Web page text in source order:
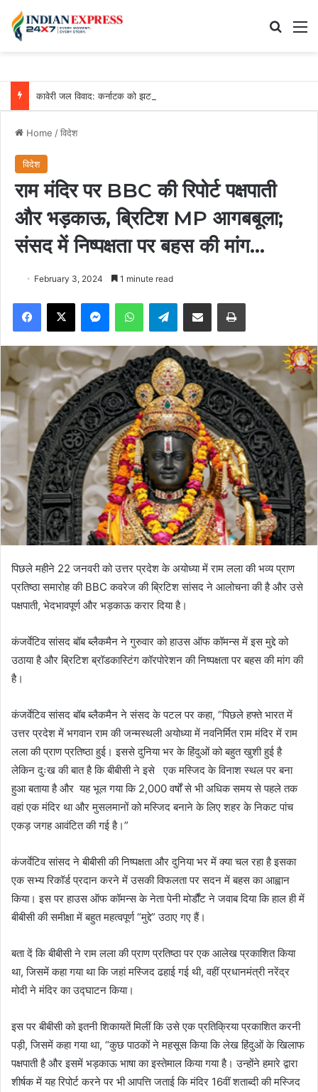
Home /विदेश
विदेश
राम मंदिर पर BBC की रिपोर्ट पक्षपाती
और भड़काऊ, ब्रिटिश MP आगबबूला;
संसद में निष्पक्षता पर बहस की मांग…
February 3, 2024 1 minute read
Facebook
X MessengerWhatsAppTelegramShare via Email Print
पिछले महीने 22 जनवरी को उत्तर प्रदेश के अयोध्या में राम लला की भव्य प्राण
प्रतिष्ठा समारोह की BBC कवरेज की ब्रिटिश सांसद ने आलोचना की है और उसे
पक्षपाती, भेदभावपूर्ण और भड़काऊ करार दिया है।
कंजर्वेटिव सांसद बॉब ब्लैकमैन ने गुरुवार को हाउस ऑफ कॉमन्स में इस मुद्दे को
उठाया है और ब्रिटिश ब्रॉडकास्टिंग कॉरपोरेशन की निष्पक्षता पर बहस की मांग की
है।
कंजर्वेटिव सांसद बॉब ब्लैकमैन ने संसद के पटल पर कहा, “पिछले हफ्ते भारत में
उत्तर प्रदेश में भगवान राम की जन्मस्थली अयोध्या में नवनिर्मित राम मंदिर में राम
लला की प्राण प्रतिष्ठा हुई। इससे दुनिया भर के हिंदुओं को बहुत खुशी हुई है
लेकिन दुःख की बात है कि बीबीसी ने इसे एक मस्जिद के विनाश स्थल पर बना
हुआ बताया है और यह भूल गया कि 2,000 वर्षों से भी अधिक समय से पहले तक
वहां एक मंदिर था और मुसलमानों को मस्जिद बनाने के लिए शहर के निकट पांच
एकड़ जगह आवंटित की गई है।”
कंजर्वेटिव सांसद ने बीबीसी की निष्पक्षता और दुनिया भर में क्या चल रहा है इसका
एक सभ्य रिकॉर्ड प्रदान करने में उसकी विफलता पर सदन में बहस का आह्वान
किया। इस पर हाउस ऑफ कॉमन्स के नेता पेनी मोर्डौंट ने जवाब दिया कि हाल ही में
बीबीसी की समीक्षा में बहुत महत्वपूर्ण “मुद्दे” उठाए गए हैं।
बता दें कि बीबीसी ने राम लला की प्राण प्रतिष्ठा पर एक आलेख प्रकाशित किया
था, जिसमें कहा गया था कि जहां मस्जिद ढहाई गई थी, वहीं प्रधानमंत्री नरेंद्र
मोदी ने मंदिर का उद्घाटन किया।
इस पर बीबीसी को इतनी शिकायतें मिलीं कि उसे एक प्रतिक्रिया प्रकाशित करनी
पड़ी, जिसमें कहा गया था, “कुछ पाठकों ने महसूस किया कि लेख हिंदुओं के खिलाफ
पक्षपाती है और इसमें भड़काऊ भाषा का इस्तेमाल किया गया है। उन्होंने हमारे द्वारा
शीर्षक में यह रिपोर्ट करने पर भी आपत्ति जताई कि मंदिर 16वीं शताब्दी की मस्जिद